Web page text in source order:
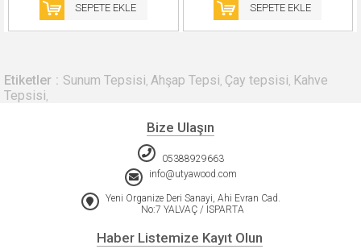
SEPETE EKLE SEPETE EKLE
Etiketler Sunum Tepsisi Ahşap Tepsi Çay tepsisi Kahve
Tepsisi
Bize Ulaşın
05388929663
info@utyawood.com
Yeni Organize Deri Sanayi, Ahi Evran Cad.
No:7 YALVAÇ / ISPARTA
Haber Listemize Kayıt Olun